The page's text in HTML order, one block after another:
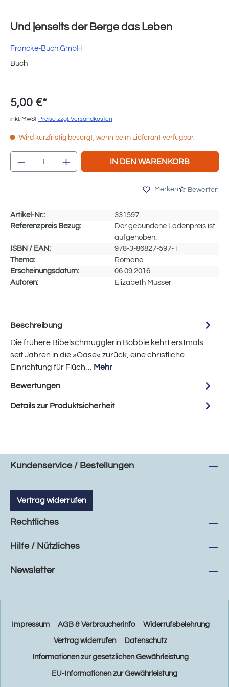
Und jenseits der Berge das Leben
Francke-Buch GmbH
Buch
5,00 €*
inkl. MwSt Preise zzgl. Versandkosten
Wird kurzfristig besorgt, wenn beim Lieferant verfügbar.
Produkt Anzahl: Gib den gewünschten
IN DEN WARENKORB
Merken Bewerten
Artikel-Nr.:
331597
Referenzpreis Bezug:
Der gebundene Ladenpreis ist
aufgehoben.
ISBN / EAN:
978-3-86827-597-1
Thema:
Romane
Erscheinungsdatum:
06.09.2016
Autoren:
Elizabeth Musser
Beschreibung
Die frühere Bibelschmugglerin Bobbie kehrt erstmals
seit Jahren in die »Oase« zurück, eine christliche
Einrichtung für Flüch… Mehr
Bewertungen
Details zur Produktsicherheit
Kundenservice / Bestellungen
Vertrag widerrufen
Rechtliches
Hilfe / Nützliches
Newsletter
Impressum AGB & Verbraucherinfo Widerrufsbelehrung
Vertrag widerrufen Datenschutz
Informationen zur gesetzlichen Gewährleistung
EU-Informationen zur Gewährleistung